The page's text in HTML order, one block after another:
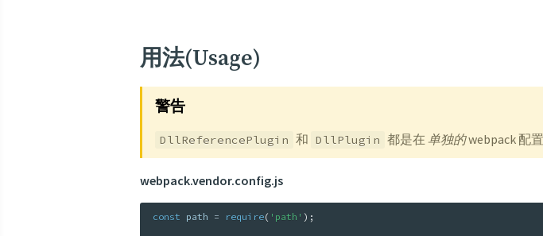
用法(Usage)
警告
DllReferencePlugin 和 DllPlugin 都是在 单独的webpack 配
webpack.vendor.config.js
const path = require( 'path' ) ;